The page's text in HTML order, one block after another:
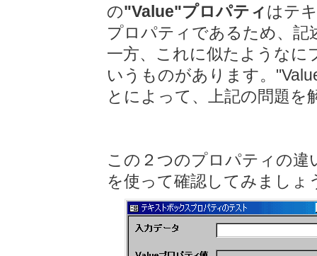
の"Value"プロパティはテ
プロパティであるため、
一方、これに似たようなに
いうものがあります。
とによって、上記の問題
この２つのプロパティの
を使って確認してみましょ